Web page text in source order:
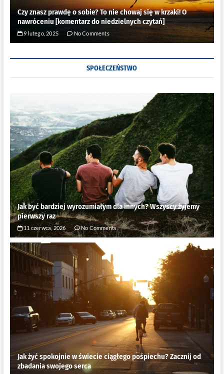
Czy znasz prawdę o sobie? To nie chowaj się w krzaki! O
nawróceniu [komentarz do niedzielnych czytań]
9 lutego, 2025 No Comments
SPOŁECZEŃSTWO
Jak być bardziej wyrozumiałym dla innych? Wszyscy żyjemy
pierwszy raz
11 czerwca, 2026 No Comments
Jak żyć spokojnie w świecie ciągłego pośpiechu? Zacznij od
zbadania swojego serca